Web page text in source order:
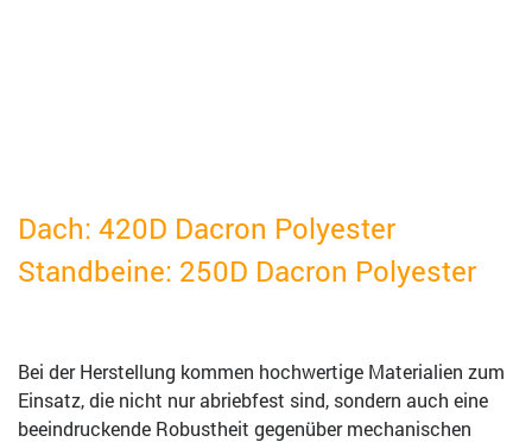
Dach: 420D Dacron Polyester
Standbeine: 250D Dacron Polyester
Bei der Herstellung kommen hochwertige Materialien zum
Einsatz, die nicht nur abriebfest sind, sondern auch eine
beeindruckende Robustheit gegenüber mechanischen